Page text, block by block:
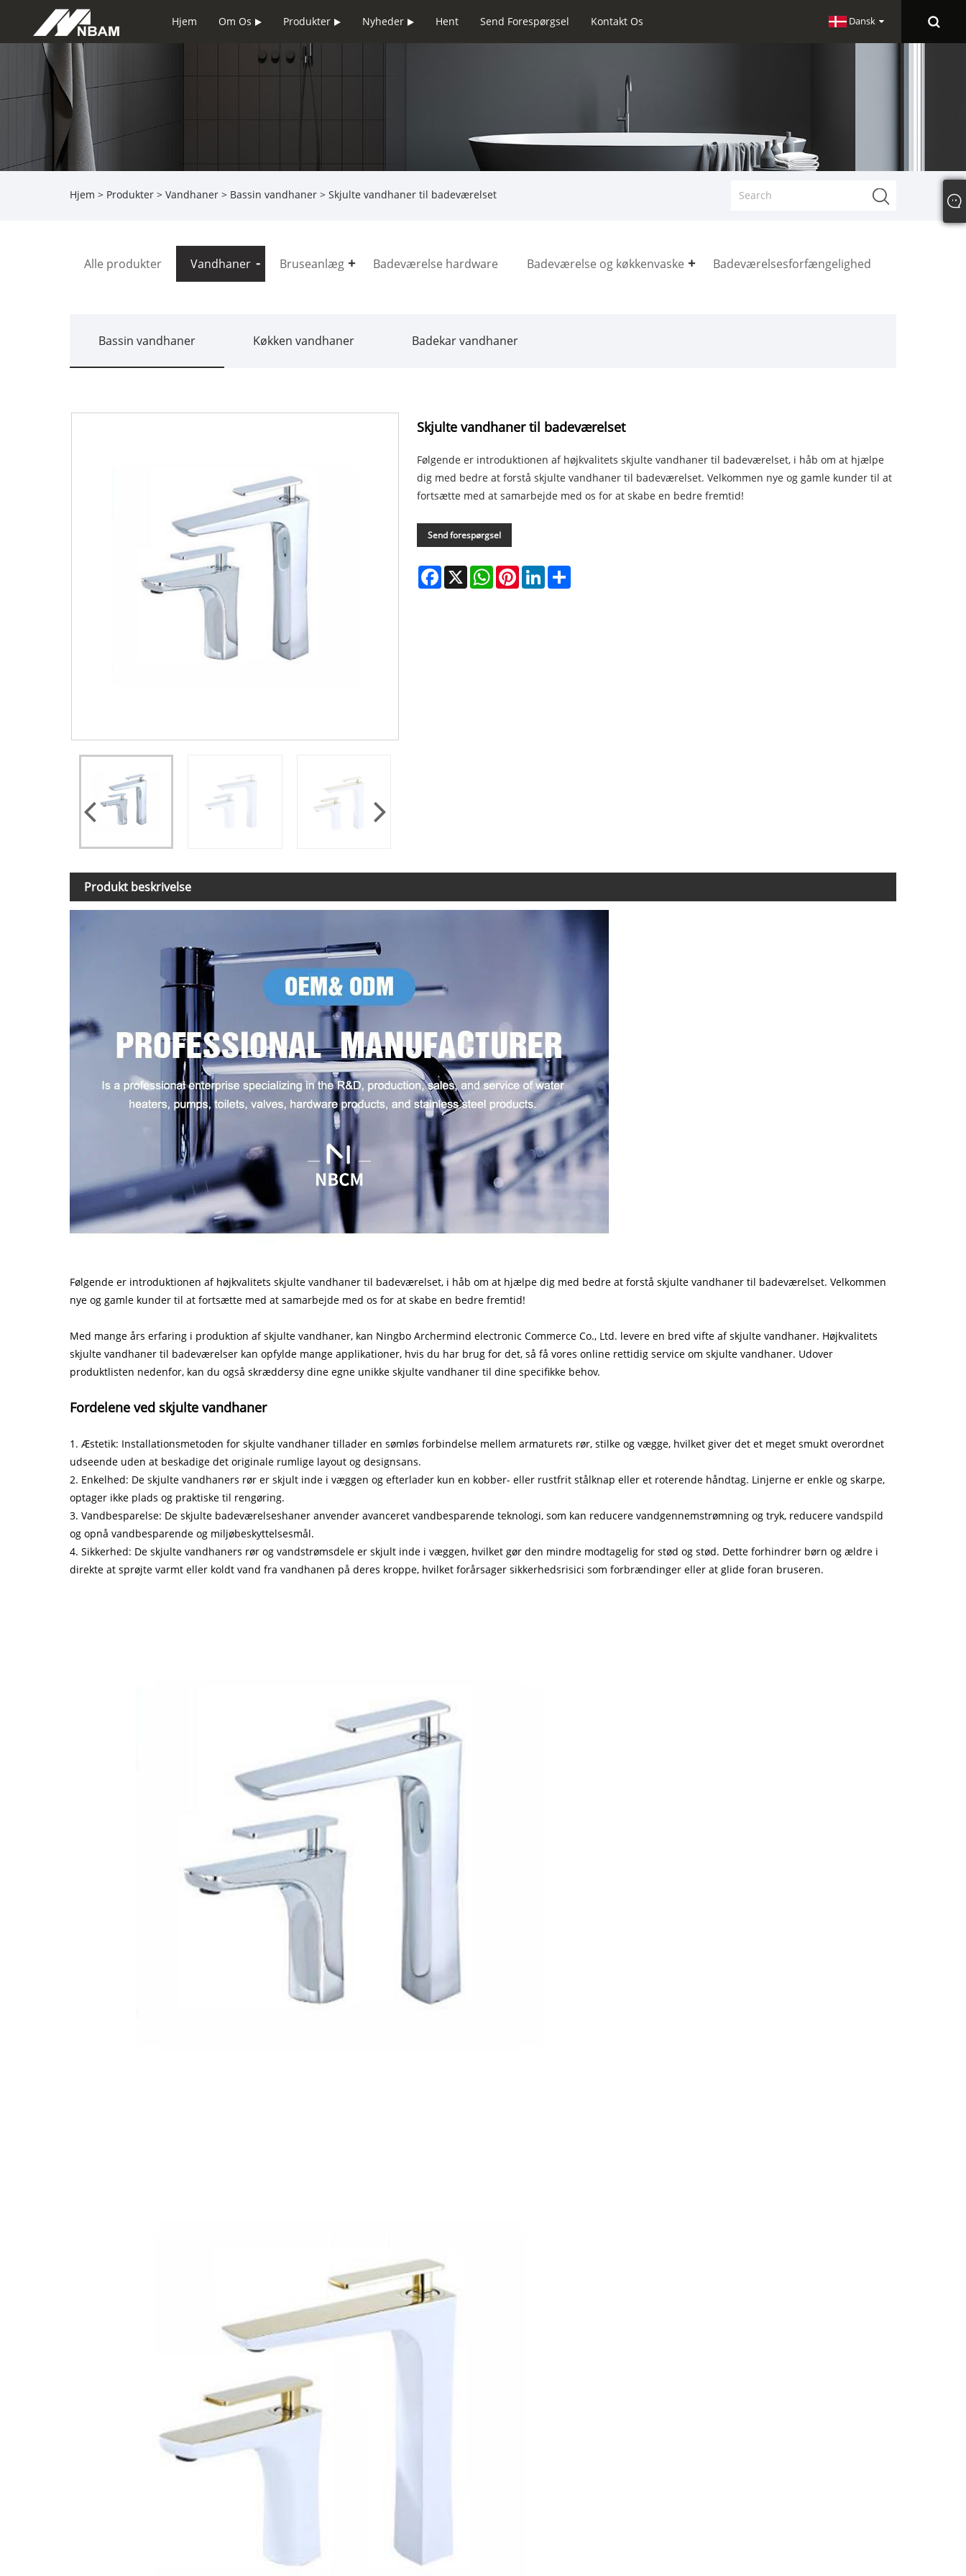
Hjem Om Os Produkter Nyheder Hent Send Forespørgsel Kontakt Os Dansk
Hjem > Produkter > Vandhaner > Bassin vandhaner > Skjulte vandhaner til badeværelset
Alle produkter Vandhaner Bruseanlæg Badeværelse hardware Badeværelse og køkkenvaske Badeværelsesforfængelighed
Bassin vandhaner Køkken vandhaner Badekar vandhaner
Skjulte vandhaner til badeværelset
Følgende er introduktionen af ​​højkvalitets skjulte vandhaner til badeværelset, i håb om at hjælpe
dig med bedre at forstå skjulte vandhaner til badeværelset. Velkommen nye og gamle kunder til at
fortsætte med at samarbejde med os for at skabe en bedre fremtid!
Send forespørgsel
Facebook
X WhatsAppPinterestLinkedIn
Produkt beskrivelse
Følgende er introduktionen af ​​højkvalitets skjulte vandhaner til badeværelset, i håb om at hjælpe dig med bedre at forstå skjulte vandhaner til badeværelset. Velkommen
nye og gamle kunder til at fortsætte med at samarbejde med os for at skabe en bedre fremtid!
Med mange års erfaring i produktion af skjulte vandhaner, kan Ningbo Archermind electronic Commerce Co., Ltd. levere en bred vifte af skjulte vandhaner. Højkvalitets
skjulte vandhaner til badeværelser kan opfylde mange applikationer, hvis du har brug for det, så få vores online rettidig service om skjulte vandhaner. Udover
produktlisten nedenfor, kan du også skræddersy dine egne unikke skjulte vandhaner til dine specifikke behov.
Fordelene ved skjulte vandhaner
1. Æstetik: Installationsmetoden for skjulte vandhaner tillader en sømløs forbindelse mellem armaturets rør, stilke og vægge, hvilket giver det et meget smukt overordnet
udseende uden at beskadige det originale rumlige layout og designsans.
2. Enkelhed: De skjulte vandhaners rør er skjult inde i væggen og efterlader kun en kobber- eller rustfrit stålknap eller et roterende håndtag. Linjerne er enkle og skarpe,
optager ikke plads og praktiske til rengøring.
3. Vandbesparelse: De skjulte badeværelseshaner anvender avanceret vandbesparende teknologi, som kan reducere vandgennemstrømning og tryk, reducere vandspild
og opnå vandbesparende og miljøbeskyttelsesmål.
4. Sikkerhed: De skjulte vandhaners rør og vandstrømsdele er skjult inde i væggen, hvilket gør den mindre modtagelig for stød og stød. Dette forhindrer børn og ældre i
direkte at sprøjte varmt eller koldt vand fra vandhanen på deres kroppe, hvilket forårsager sikkerhedsrisici som forbrændinger eller at glide foran bruseren.